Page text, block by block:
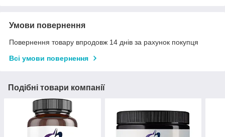
Умови повернення
Повернення товару впродовж 14 днів за рахунок покупця
Всі умови повернення
Подібні товари компанії